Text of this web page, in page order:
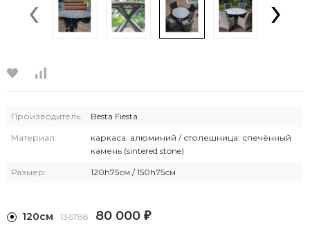
‹ ›
Производитель: Bestа Fiesta
Материал:
каркаса: алюминий / столешница: спечённый
камень (sintered stone)
Размер: 120h75см / 150h75см
120см 136788 80 000 ₽